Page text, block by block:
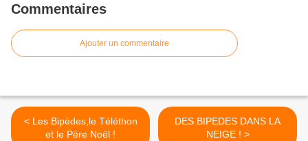
Commentaires
Ajouter un commentaire
< Les Bipèdes,le Téléthon
et le Père Noël !
DES BIPEDES DANS LA
NEIGE ! >